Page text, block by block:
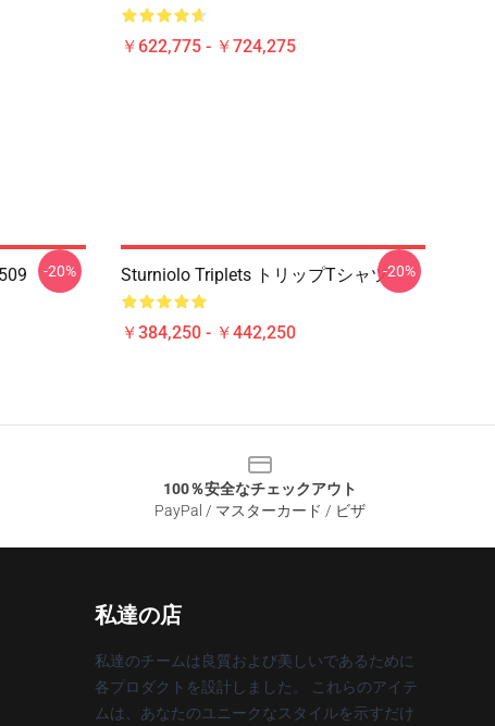
￥622,775 - ￥724,275
-20% Sturniolo Triplets トリップTシャツ
￥384,250 - ￥442,250
-20%
100％安全なチェックアウト
PayPal / マスターカード / ビザ
私達の店
私達のチームは良質および美しいであるために
各プロダクトを設計しました。 これらのアイテ
ムは、あなたのユニークなスタイルを示すだけ